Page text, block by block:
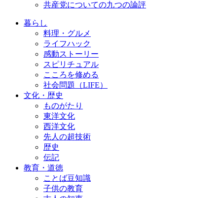
共産党についての九つの論評
暮らし
料理・グルメ
ライフハック
感動ストーリー
スピリチュアル
こころを修める
社会問題（LIFE）
文化・歴史
ものがたり
東洋文化
西洋文化
先人の超技術
歴史
伝記
教育・道徳
ことば豆知識
子供の教育